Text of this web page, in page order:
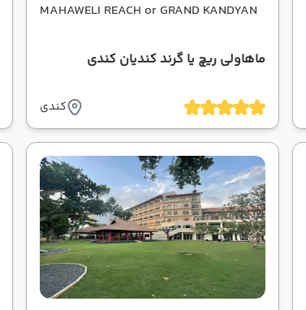
MAHAWELI REACH or GRAND KANDYAN
ماهاولی ریچ یا گرند کندیان کندی
کندی